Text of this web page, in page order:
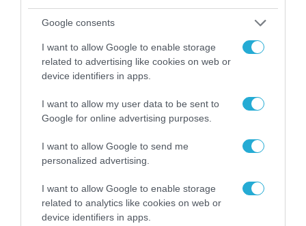
Google consents
I want to allow Google to enable storage
related to advertising like cookies on web or
device identifiers in apps.
I want to allow my user data to be sent to
Google for online advertising purposes.
I want to allow Google to send me
personalized advertising.
I want to allow Google to enable storage
related to analytics like cookies on web or
device identifiers in apps.
ΕΥΡΩΠΑΪΚΗ ΕΠΙΤΡΟΠΗ
Το χρηματοδοτούμενο από την ΕΕ έργο
“The Gaming Police” ενισχύει την
ασφάλεια των παιδιών στο διαδίκτυο
31.07.2026